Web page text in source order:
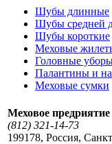
Шубы длинные
Шубы средней
Шубы короткие
Меховые
Головные
Палантины и
Меховые сумки
Меховое
(812) 321-14-73
199178, Россия,